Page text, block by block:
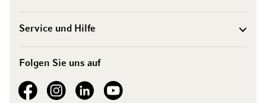
Service und Hilfe
Folgen Sie uns auf
See our FacebookSee our Instagram account
See our LinkedInSee our YouTube channel